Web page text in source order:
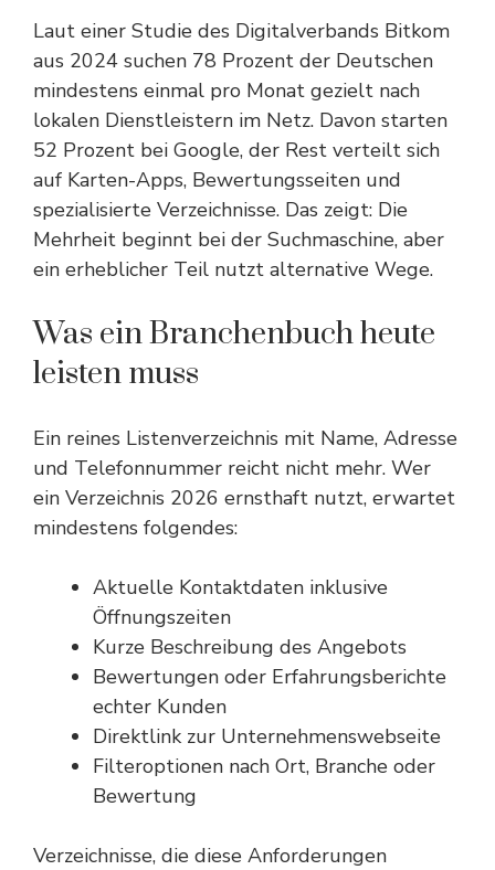
Laut einer Studie des Digitalverbands Bitkom
aus 2024 suchen 78 Prozent der Deutschen
mindestens einmal pro Monat gezielt nach
lokalen Dienstleistern im Netz. Davon starten
52 Prozent bei Google, der Rest verteilt sich
auf Karten-Apps, Bewertungsseiten und
spezialisierte Verzeichnisse. Das zeigt: Die
Mehrheit beginnt bei der Suchmaschine, aber
ein erheblicher Teil nutzt alternative Wege.
Was ein Branchenbuch heute
leisten muss
Ein reines Listenverzeichnis mit Name, Adresse
und Telefonnummer reicht nicht mehr. Wer
ein Verzeichnis 2026 ernsthaft nutzt, erwartet
mindestens folgendes:
Aktuelle Kontaktdaten inklusive
Öffnungszeiten
Kurze Beschreibung des Angebots
Bewertungen oder Erfahrungsberichte
echter Kunden
Direktlink zur Unternehmenswebseite
Filteroptionen nach Ort, Branche oder
Bewertung
Verzeichnisse, die diese Anforderungen